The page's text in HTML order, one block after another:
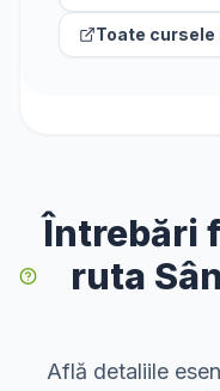
Toate cursele
Întrebări
ruta
Află detaliile